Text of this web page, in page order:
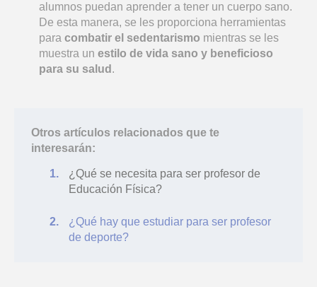
alumnos puedan aprender a tener un cuerpo sano.
De esta manera, se les proporciona herramientas
para combatir el sedentarismo mientras se les
muestra un estilo de vida sano y beneficioso
para su salud .
Otros artículos relacionados que te
interesarán:
¿Qué se necesita para ser profesor de
Educación Física?
¿Qué hay que estudiar para ser profesor
de deporte?